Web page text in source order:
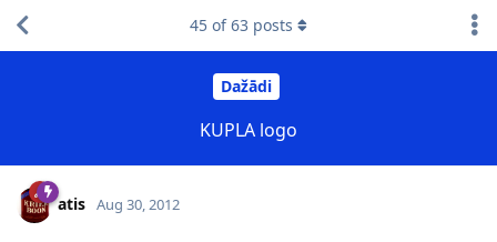
Dažādi
KUPLA logo
45 of63 posts
atis Aug 30, 2012